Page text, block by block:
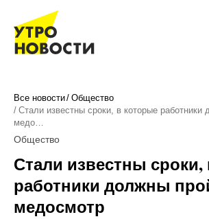
Все новости Общество
Стали известны сроки, в которые работники
медо…
Общество
Стали известны
работники должны
медосмотр